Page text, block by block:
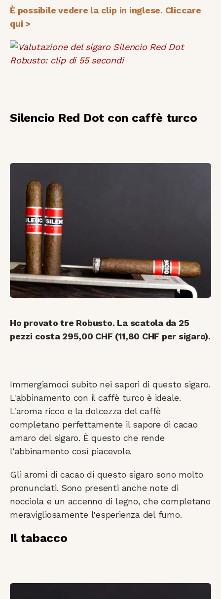
È possibile vedere la clip in inglese. Cliccare
qui >
Silencio Red Dot con caffè turco
Ho provato tre Robusto. La scatola da 25
pezzi costa 295,00 CHF (11,80 CHF per sigaro).
Immergiamoci subito nei sapori di questo sigaro.
L'abbinamento con il caffè turco è ideale.
L'aroma ricco e la dolcezza del caffè
completano perfettamente il sapore di cacao
amaro del sigaro. È questo che rende
l'abbinamento così piacevole.
Gli aromi di cacao di questo sigaro sono molto
pronunciati. Sono presenti anche note di
nocciola e un accenno di legno, che completano
meravigliosamente l'esperienza del fumo.
Il tabacco